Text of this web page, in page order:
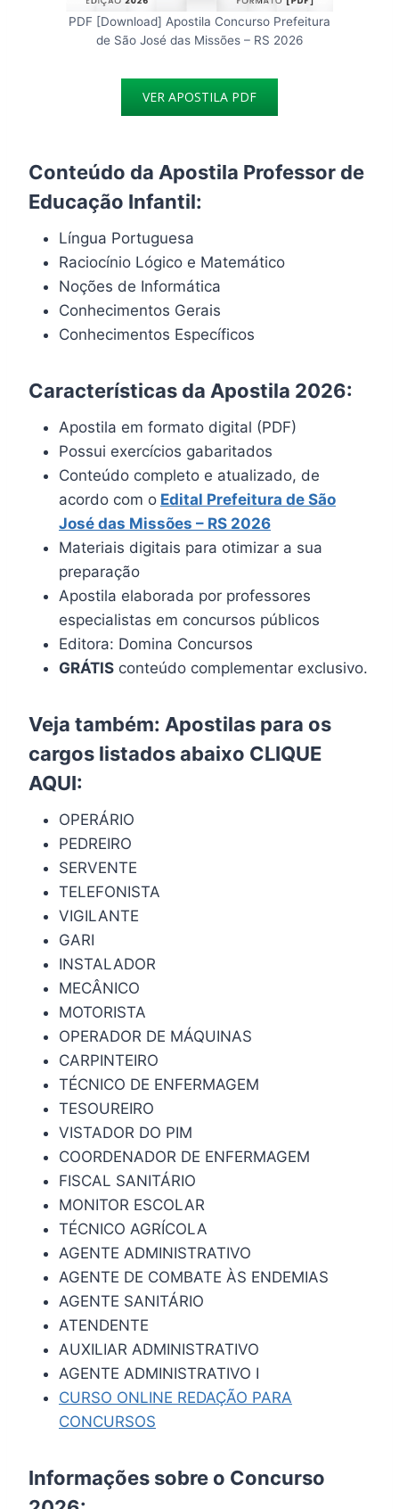
PDF [Download] Apostila Concurso Prefeitura
de São José das Missões – RS 2026
VER APOSTILA PDF
Conteúdo da Apostila Professor de
Educação Infantil:
Língua Portuguesa
Raciocínio Lógico e Matemático
Noções de Informática
Conhecimentos Gerais
Conhecimentos Específicos
Características da Apostila 2026:
Apostila em formato digital (PDF)
Possui exercícios gabaritados
Conteúdo completo e atualizado, de
acordo com o Edital Prefeitura de São
José das Missões – RS 2026
Materiais digitais para otimizar a sua
preparação
Apostila elaborada por professores
especialistas em concursos públicos
Editora: Domina Concursos
GRÁTIS conteúdo complementar exclusivo.
Veja também: Apostilas para os
cargos listados abaixo CLIQUE
AQUI:
OPERÁRIO
PEDREIRO
SERVENTE
TELEFONISTA
VIGILANTE
GARI
INSTALADOR
MECÂNICO
MOTORISTA
OPERADOR DE MÁQUINAS
CARPINTEIRO
TÉCNICO DE ENFERMAGEM
TESOUREIRO
VISTADOR DO PIM
COORDENADOR DE ENFERMAGEM
FISCAL SANITÁRIO
MONITOR ESCOLAR
TÉCNICO AGRÍCOLA
AGENTE ADMINISTRATIVO
AGENTE DE COMBATE ÀS ENDEMIAS
AGENTE SANITÁRIO
ATENDENTE
AUXILIAR ADMINISTRATIVO
AGENTE ADMINISTRATIVO I
CURSO ONLINE REDAÇÃO PARA
CONCURSOS
Informações sobre o Concurso